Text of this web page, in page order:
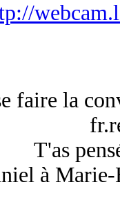
faire la
T'as
à